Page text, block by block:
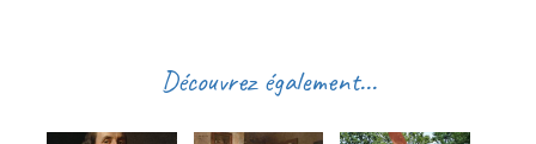
Découvrez également...